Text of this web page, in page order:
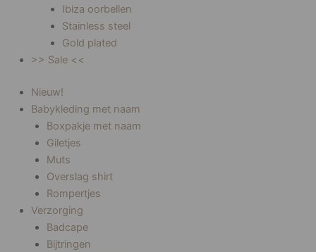
Ibiza oorbellen
Stainless steel
Gold plated
>> Sale <<
Nieuw!
Babykleding met naam
Boxpakje met naam
Giletjes
Muts
Overslag shirt
Rompertjes
Verzorging
Badcape
Bijtringen